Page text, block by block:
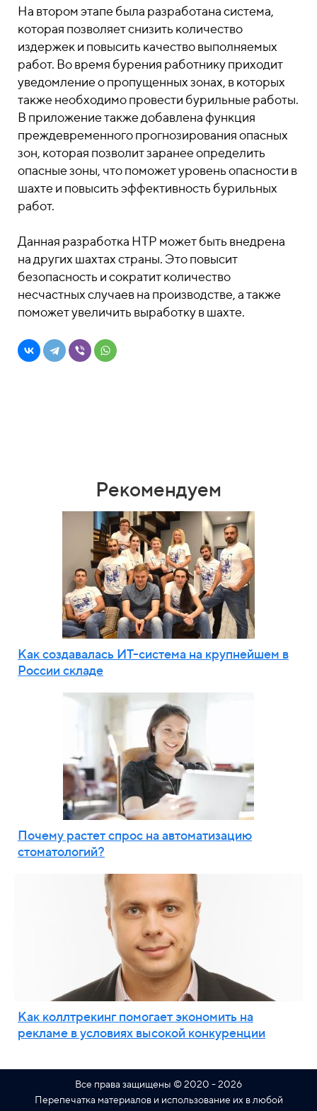
На втором этапе была разработана система,
которая позволяет снизить количество
издержек и повысить качество выполняемых
работ. Во время бурения работнику приходит
уведомление о пропущенных зонах, в которых
также необходимо провести бурильные работы.
В приложение также добавлена функция
преждевременного прогнозирования опасных
зон, которая позволит заранее определить
опасные зоны, что поможет уровень опасности в
шахте и повысить эффективность бурильных
работ.
Данная разработка НТР может быть внедрена
на других шахтах страны. Это повысит
безопасность и сократит количество
несчастных случаев на производстве, а также
поможет увеличить выработку в шахте.
Рекомендуем
Как создавалась ИТ-система на крупнейшем в
России складе
Почему растет спрос на автоматизацию
стоматологий?
Как коллтрекинг помогает экономить на
рекламе в условиях высокой конкуренции
Все права защищены © 2020 - 2026
Перепечатка материалов и использование их в любой